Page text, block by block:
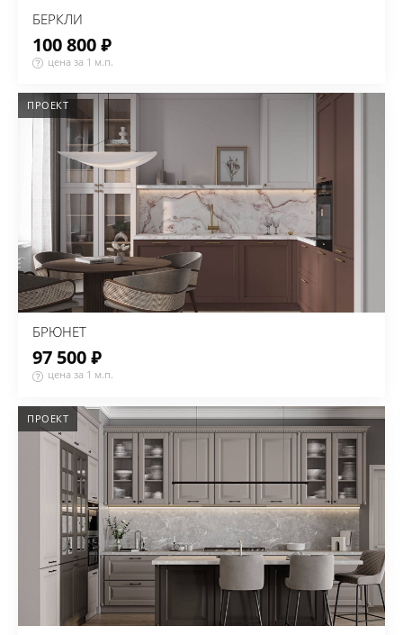
БЕРКЛИ
100 800 ₽
цена за 1 м.п.
ПРОЕКТ
БРЮНЕТ
97 500 ₽
цена за 1 м.п.
ПРОЕКТ